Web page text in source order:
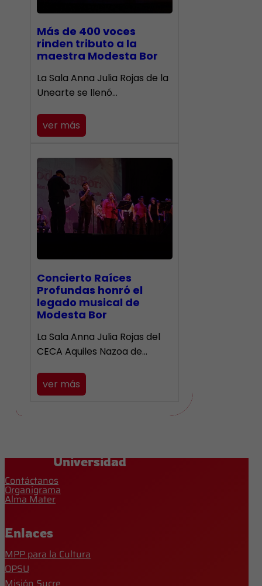
Más de 400 voces
rinden tributo a la
maestra Modesta Bor
​La Sala Anna Julia Rojas de la
Unearte se llenó…
ver más
​Concierto Raíces
Profundas honró el
legado musical de
Modesta Bor
La Sala Anna Julia Rojas del
CECA Aquiles Nazoa de…
ver más
Universidad
Contáctanos
Organigrama
Alma Mater
Enlaces
MPP para la Cultura
OPSU
Misión Sucre